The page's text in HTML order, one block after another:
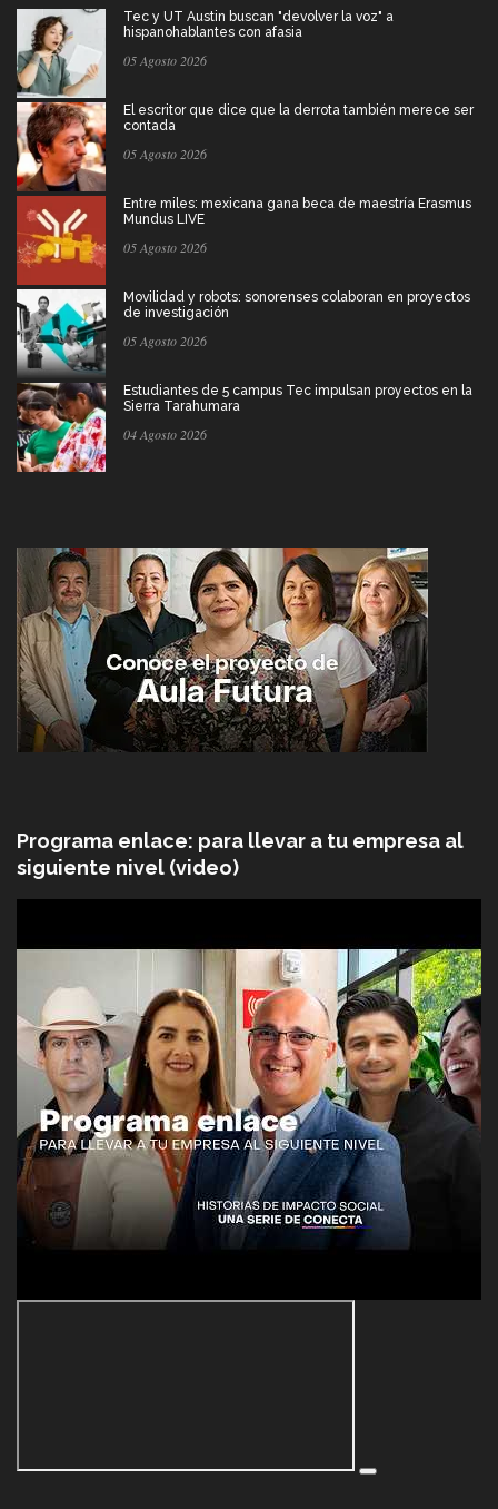
Tec y UT Austin buscan "devolver la voz" a
hispanohablantes con afasia
05 Agosto 2026
El escritor que dice que la derrota también merece ser
contada
05 Agosto 2026
Entre miles: mexicana gana beca de maestría Erasmus
Mundus LIVE
05 Agosto 2026
Movilidad y robots: sonorenses colaboran en proyectos
de investigación
05 Agosto 2026
Estudiantes de 5 campus Tec impulsan proyectos en la
Sierra Tarahumara
04 Agosto 2026
Programa enlace: para llevar a tu empresa al
siguiente nivel (video)